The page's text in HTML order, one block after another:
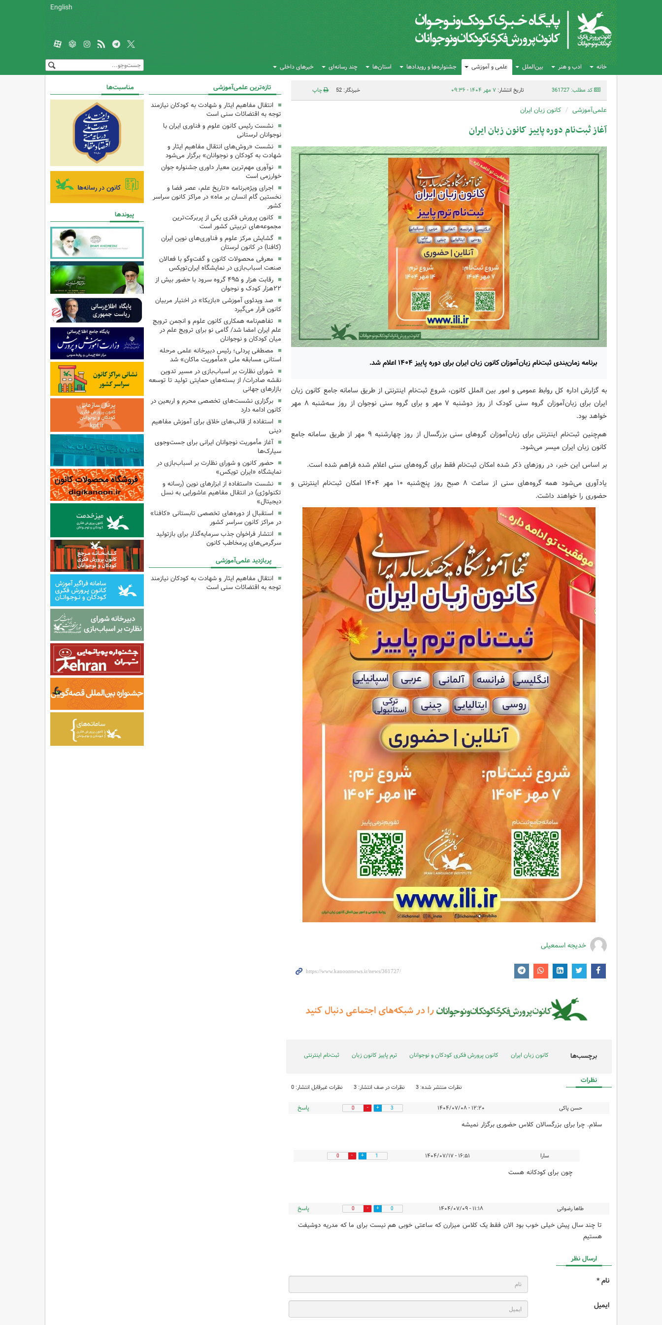
English
خانه ادب و هنر بین‌الملل علمی و آموزشی جشنواره‌ها و رویدادها استان‌ها چند رسانه‌ای خبرهای داخلی
کد مطلب: 361727 تاریخ انتشار:۷ مهر ۱۴۰۴ - ۰۹:۳۶ خبرنگار: 52 چاپ
علمی‌آموزشی کانون زبان ایران
آغاز ثبت‌نام دوره پاییز کانون زبان ایران
برنامه زمان‌بندی ثبت‌نام زبان‌آموزان کانون زبان ایران برای دوره پاییز ۱۴۰۴ اعلام شد.
به گزارش اداره کل روابط عمومی و امور بین الملل کانون، شروع ثبت‌نام اینترنتی از طریق سامانه جامع کانون زبان
ایران برای زبان‌آموزان گروه سنی کودک از روز دوشنبه ۷ مهر و برای گروه سنی نوجوان از روز سه‌شنبه ۸ مهر
خواهد بود.
هم‌چنین ثبت‌نام اینترنتی برای زبان‌آموزان گروهای سنی بزرگسال از روز چهارشنبه ۹ مهر از طریق سامانه جامع
کانون زبان ایران میسر می‌شود.
بر اساس این خبر، در روزهای ذکر شده امکان ثبت‌نام فقط برای گروه‌های سنی اعلام شده فراهم شده است.
یادآوری می‌شود همه گروه‌های سنی از ساعت ۸ صبح روز پنج‌شنبه ۱۰ مهر ۱۴۰۴ امکان ثبت‌نام اینترنتی و
حضوری را خواهند داشت.
خدیجه اسمعیلی
برچسب‌ها کانون زبان ایران کانون پرورش فکری کودکان و نوجوانان ترم پاییز کانون زبان ثبت‌نام اینترنتی
نظرات
نظرات منتشر شده: 3 نظرات در صف انتشار: 3 نظرات غیرقابل انتشار: 0
حسن پاکی ۱۲:۲۰ - ۱۴۰۴/۰۷/۰۸ 3
0 پاسخ
سلام. چرا برای بزرگسالان کلاس حضوری برگزار نمیشه
سارا ۱۶:۵۱ - ۱۴۰۴/۰۷/۱۷ 1
0
چون برای کودکانه هست
طاها رضوانی ۱۱:۱۸ - ۱۴۰۴/۰۷/۰۹ 0
0 پاسخ
تا چند سال پیش خیلی خوب بود الان فقط یک کلاس میزارن که ساعتی خوبی هم نیست برای ما که مدریه دوشیفت
هستیم
ارسال نظر
نام *
ایمیل
تازه‌ترین علمی‌آموزشی
انتقال مفاهیم ایثار و شهادت به کودکان نیازمند
توجه به اقتضائات سنی است
نشست رئیس کانون علوم و فناوری ایران با
نوجوانان لرستانی
نشست «روش‌های انتقال مفاهیم ایثار و
شهادت به کودکان و نوجوانان» برگزار می‌شود
نوآوری مهم‌ترین معیار داوری جشنواره جوان
خوارزمی است
اجرای ویژه‌برنامه «تاریخ علم، عصر فضا و
نخستین گام انسان بر ماه» در مراکز کانون سراسر
کشور
کانون پرورش فکری یکی از پربرکت‌ترین
مجموعه‌های تربیتی کشور است
گشایش مرکز علوم و فناوری‌های نوین ایران
(کافنا) در کانون لرستان
معرفی محصولات کانون و گفت‌وگو با فعالان
صنعت اسباب‌بازی در نمایشگاه ایران‌تویکس
رقابت هزار و ۴۹۵ گروه سرود با حضور بیش از
۲۲هزار کودک و نوجوان
‌صد ویدئوی آموزشی «بازیکا» در اختیار مربیان
کانون قرار می‌گیرد
تفاهم‌نامه همکاری کانون علوم و انجمن ترویج
علم ایران امضا شد/ گامی نو برای ترویج علم در
میان کودکان و نوجوانان
مصطفی پردلی؛ رئیس دبیرخانه علمی مرحله
استانی مسابقه ملی «مأموریت ماکان» شد
شورای نظارت بر اسباب‌بازی در مسیر تدوین
نقشه صادرات/ از بسته‌های حمایتی تولید تا توسعه
بازارهای جهانی
برگزاری نشست‌های تخصصی محرم و اربعین در
کانون ادامه دارد
استفاده از قالب‌های خلاق برای آموزش مفاهیم
دینی
آغاز مأموریت نوجوانان ایرانی برای جست‌وجوی
سیارک‌ها
حضور کانون و شورای نظارت بر اسباب‌بازی در
نمایشگاه «ایران تویکس»
نشست «استفاده از ابزارهای نوین (رسانه و
تکنولوژی) در انتقال مفاهیم عاشورایی به نسل
دیجیتال»
استقبال از دوره‌های تخصصی تابستانی «کافنا»
در مراکز کانون سراسر کشور
انتشار فراخوان جذب سرمایه‌گذار برای بازتولید
سرگرمی‌های پرمخاطب کانون
پربازدید علمی‌آموزشی
انتقال مفاهیم ایثار و شهادت به کودکان نیازمند
توجه به اقتضائات سنی است
مناسبت‌ها
پیوندها